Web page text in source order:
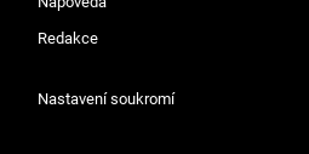
Redakce
Nastavení soukromí